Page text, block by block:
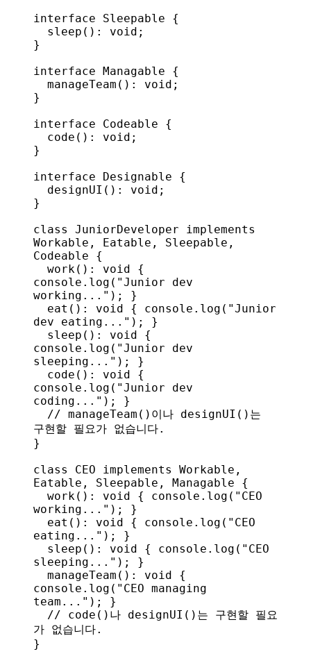
interface Sleepable {
  sleep
(): void ;
}
interface Managable {
  manageTeam
(): void ;
}
interface Codeable {
  code
(): void ;
}
interface Designable {
  designUI
(): void ;
}
class
JuniorDeveloper implements
Workable , Eatable , Sleepable
Codeable {
  work
(): void
console . log ( "Junior dev
working..." ); }
  eat
(): void { console . log ( "Junior
dev eating..." ); }
  sleep
(): void
console . log ( "Junior dev
sleeping..." ); }
  code
(): void
console . log ( "Junior dev
coding..." ); }
구현할 필요가 없습니다.
}
class
CEO implements Workable
Eatable , Sleepable , Managable {
  work
(): void { console . log ( "CEO
working..." ); }
  eat
(): void { console . log ( "CEO
eating..." ); }
  sleep
(): void { console . log ( "CEO
sleeping..." ); }
  manageTeam
(): void
console . log ( "CEO managing
team..." ); }
가 없습니다.
}